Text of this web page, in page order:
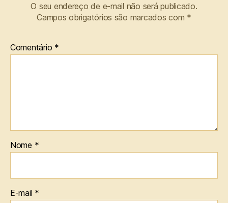
O seu endereço de e-mail não será publicado.
Campos obrigatórios são marcados com *
Comentário *
Nome *
E-mail *